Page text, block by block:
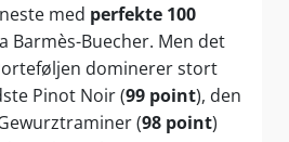
med perfekte 100
Barmès-Buecher. Men det
dominerer stort
Pinot Noir (99 point), den
(98 point)